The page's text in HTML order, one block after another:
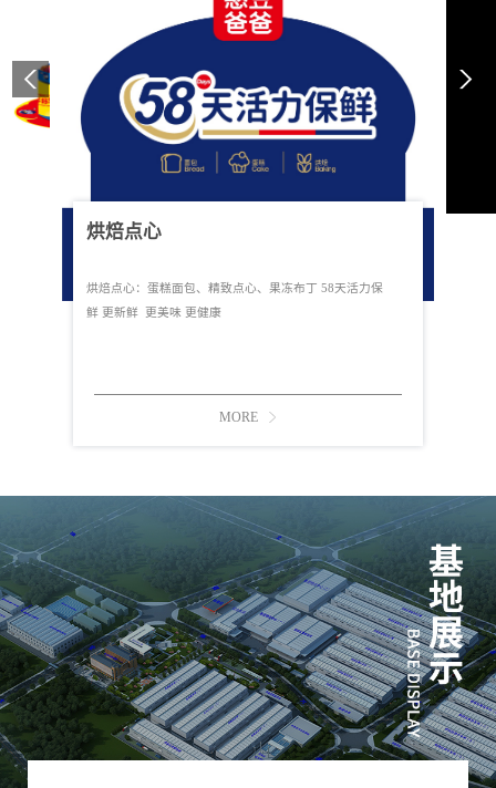
烘焙点心
烘焙点心：蛋糕面包、精致点心、果冻布丁 58天活力保
鲜 更新鲜 更美味 更健康
MORE